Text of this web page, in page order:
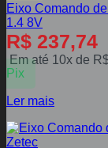
Eixo Comando
1.4 8V
R$ 237,74
Em até 10x de
Pix
Ler mais